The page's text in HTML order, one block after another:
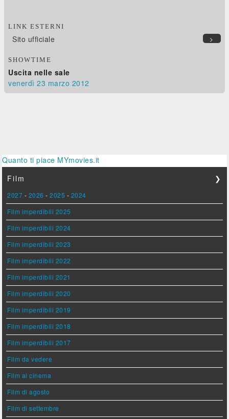
LINK ESTERNI
>
Sito ufficiale
SHOWTIME
Uscita nelle sale
venerdì 23 marzo 2012
Quanto ti piace MYmovies.it
Film
❯
2027 - 2026 -2025 - 2024
Film imperdibili 2025
Film imperdibili 2024
Film imperdibili 2023
Film imperdibili 2022
Film imperdibili 2021
Film imperdibili 2020
Film imperdibili 2019
Film imperdibili 2018
Film imperdibili 2017
Film da vedere
Film al cinema
Film di agosto
Film di settembre